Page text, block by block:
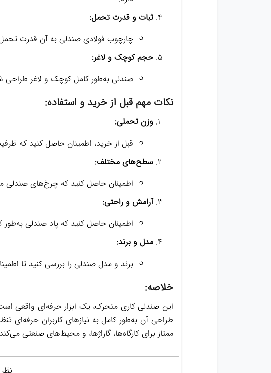
ثبات و قدرت تحمل:
چارچوب فولادی صندلی به آن قدرت تحمل
حجم کوچک و لاغر:
صندلی به‌طور کامل کوچک و لاغر طراحی
نکات مهم قبل از خرید و استفاده:
وزن تحملی:
قبل از خرید، اطمینان حاصل کنید که
سطح‌های مختلف:
اطمینان حاصل کنید که چرخ‌های صندلی
آرامش و راحتی:
اطمینان حاصل کنید که پاد صندلی
مدل و برند:
برند و مدل صندلی را بررسی کنید تا
خلاصه:
این صندلی کاری متحرک، یک ابزار حرفه‌ای واقعی
طراحی آن به‌طور کامل به نیازهای کاربران حرفه‌ای
ممتاز برای کارگاه‌ها، گاراژ‌ها، و محیط‌های صنعتی